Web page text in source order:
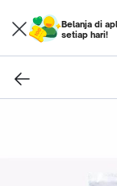
Belanja di
setiap hari!